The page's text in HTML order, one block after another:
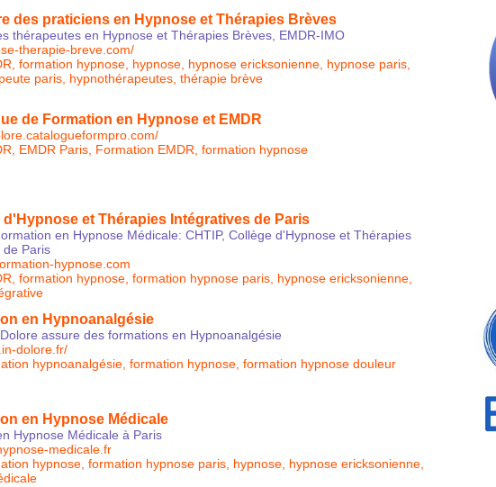
des praticiens en Hypnose et Thérapies Brèves
thérapeutes en Hypnose et Thérapies Brèves, EMDR-IMO
therapie-breve.com/
formation hypnose hypnose hypnose ericksonienne hypnose paris
paris hypnothérapeutes thérapie brève
de Formation en Hypnose et EMDR
EMDR Paris Formation EMDR formation hypnose
d'Hypnose et Thérapies Intégratives de Paris
en Hypnose Médicale: CHTIP, Collège d'Hypnose et Thérapies
de Paris
hypnose.com
formation hypnose formation hypnose paris hypnose ericksonienne
en Hypnoanalgésie
assure des formations en Hypnoanalgésie
dolore.fr/
hypnoanalgésie formation hypnose formation hypnose douleur
en Hypnose Médicale
Hypnose Médicale à Paris
medicale.fr
hypnose formation hypnose paris hypnose hypnose ericksonienne